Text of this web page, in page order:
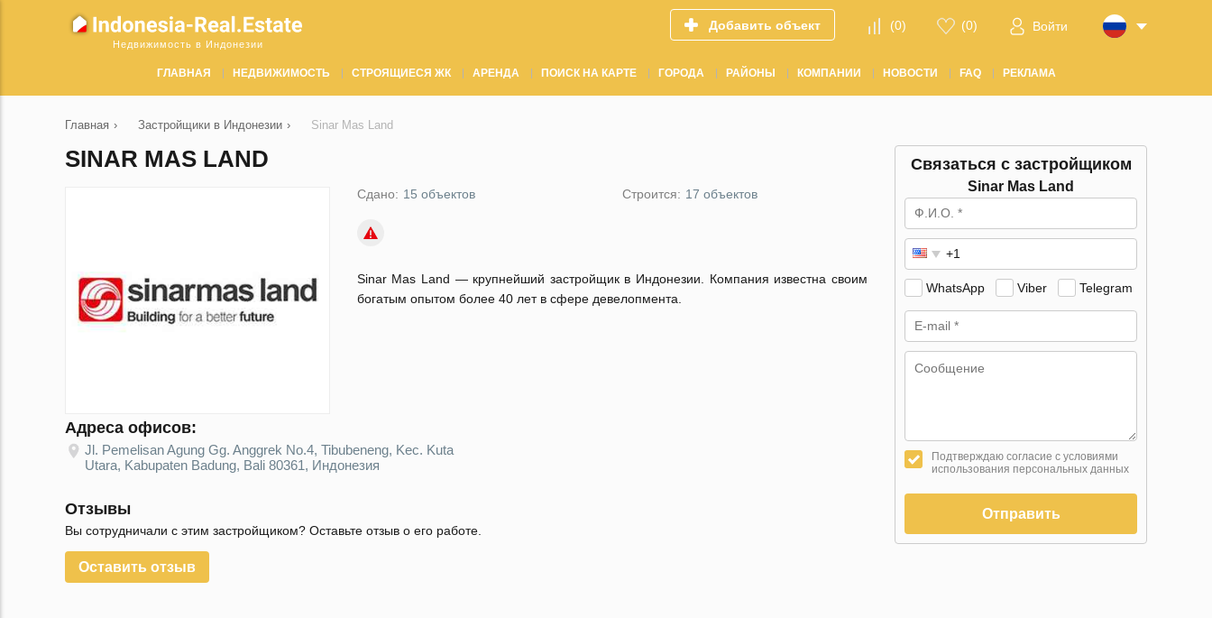
Недвижимость в Индонезии
Добавить объект (0) (0) Войти
ГЛАВНАЯ НЕДВИЖИМОСТЬ СТРОЯЩИЕСЯ ЖК АРЕНДА ПОИСК НА КАРТЕ ГОРОДА РАЙОНЫ КОМПАНИИ НОВОСТИ FAQ РЕКЛАМА
Главная › Застройщики в Индонезии › Sinar Mas Land
SINAR MAS LAND
Сдано: 15 объектов Строится: 17 объектов
Sinar Mas Land — крупнейший застройщик в Индонезии. Компания известна своим
богатым опытом более 40 лет в сфере девелопмента.
Адреса офисов:
Jl. Pemelisan Agung Gg. Anggrek No.4, Tibubeneng, Kec. Kuta
Utara, Kabupaten Badung, Bali 80361, Индонезия
Отзывы
Вы сотрудничали с этим застройщиком? Оставьте отзыв о его работе.
Оставить отзыв
Связаться с застройщиком
Sinar Mas Land
WhatsApp Viber Telegram
Подтверждаю согласие с условиями
использования персональных данных
Отправить